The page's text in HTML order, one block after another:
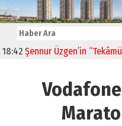
Şennur Üzgen’in “Tekâmül”